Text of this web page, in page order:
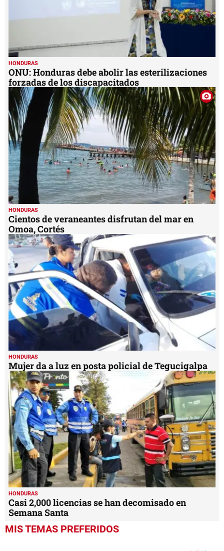
HONDURAS
ONU: Honduras debe abolir las esterilizaciones
forzadas de los discapacitados
HONDURAS
Cientos de veraneantes disfrutan del mar en
Omoa, Cortés
HONDURAS
Mujer da a luz en posta policial de Tegucigalpa
HONDURAS
Casi 2,000 licencias se han decomisado en
Semana Santa
MIS TEMAS PREFERIDOS